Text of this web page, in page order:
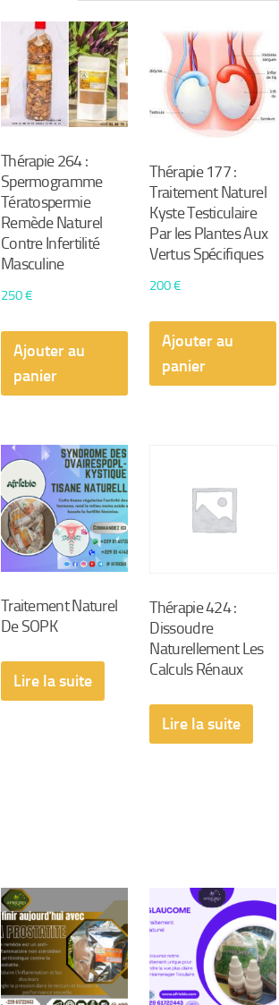
Thérapie 264 :
Spermogramme
Tératospermie
Remède Naturel
Contre Infertilité
Masculine
250€
Ajouter au
panier
Thérapie 177 :
Traitement Naturel
Kyste Testiculaire
Par les Plantes Aux
Vertus Spécifiques
200€
Ajouter au
panier
Traitement Naturel
De SOPK
Lire la suite
Thérapie 424 :
Dissoudre
Naturellement Les
Calculs Rénaux
Lire la suite